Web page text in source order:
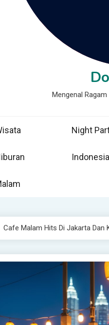
Mengenal
Night
Indonesia
Cafe Malam Hits Di Jakarta Dan